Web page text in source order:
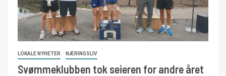
LOKALE NYHETER NÆRINGSLIV
Svømmeklubben tok seieren for andre året